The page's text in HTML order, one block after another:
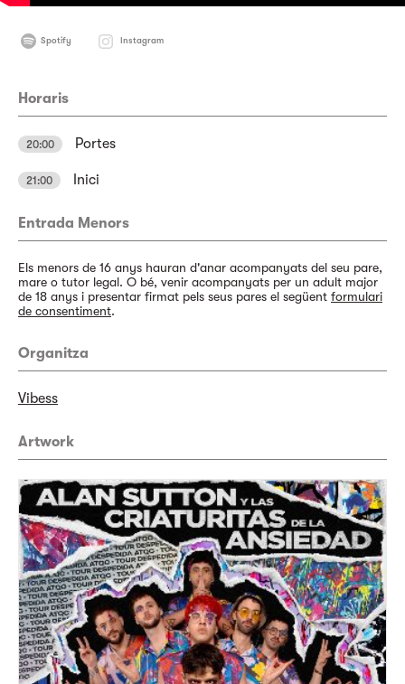
Spotify Instagram
Horaris
20:00 Portes
21:00 Inici
Entrada Menors
Els menors de 16 anys hauran d'anar acompanyats del seu pare,
mare o tutor legal. O bé, venir acompanyats per un adult major
de 18 anys i presentar firmat pels seus pares el següent formulari
de consentiment.
Organitza
Vibess
Artwork